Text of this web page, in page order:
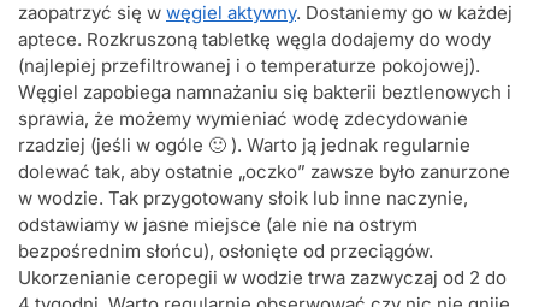
zaopatrzyć się w węgiel aktywny. Dostaniemy go w każdej
aptece. Rozkruszoną tabletkę węgla dodajemy do wody
(najlepiej przefiltrowanej i o temperaturze pokojowej).
Węgiel zapobiega namnażaniu się bakterii beztlenowych i
sprawia, że możemy wymieniać wodę zdecydowanie
rzadziej (jeśli w ogóle 🙂 ). Warto ją jednak regularnie
dolewać tak, aby ostatnie „oczko” zawsze było zanurzone
w wodzie. Tak przygotowany słoik lub inne naczynie,
odstawiamy w jasne miejsce (ale nie na ostrym
bezpośrednim słońcu), osłonięte od przeciągów.
Ukorzenianie ceropegii w wodzie trwa zazwyczaj od 2 do